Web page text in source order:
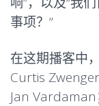
事项？”
在这期播客中
Curtis
Jan Vardaman